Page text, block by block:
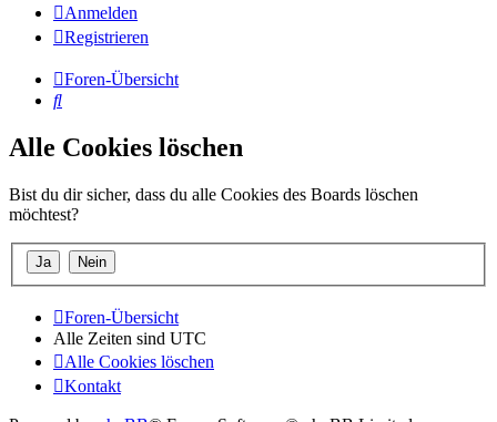
Anmelden
Registrieren
Foren-Übersicht
Suche
Alle Cookies löschen
Bist du dir sicher, dass du alle Cookies des Boards löschen
möchtest?
Foren-Übersicht
Alle Zeiten sind UTC
Alle Cookies löschen
Kontakt